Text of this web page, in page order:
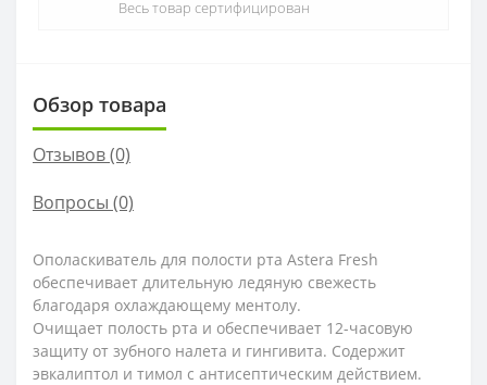
Весь товар сертифицирован
Обзор товара
Отзывов (0)
Вопросы (0)
Ополаскиватель для полости рта Astera Fresh
обеспечивает длительную ледяную свежесть
благодаря охлаждающему ментолу.
Очищает полость рта и обеспечивает 12-часовую
защиту от зубного налета и гингивита. Содержит
эвкалиптол и тимол с антисептическим действием.